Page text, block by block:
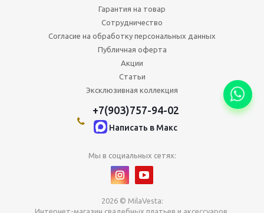
Гарантия на товар
Сотрудничество
Согласие на обработку персональных данных
Публичная оферта
Акции
Статьи
Эксклюзивная коллекция
+7(903)757-94-02
Написать в Maкс
Мы в социальных сетях:
2026 © MilaVesta:
Интернет-магазин свадебных платьев и аксессуаров.